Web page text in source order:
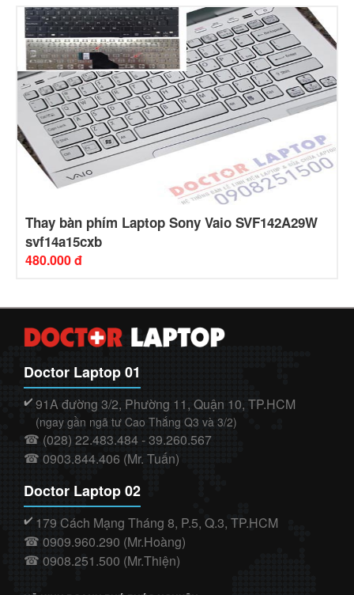
Thay bàn phím Laptop Sony Vaio SVF142A29W
svf14a15cxb
480.000 đ
Doctor Laptop 01
✔️ 91A đường 3/2, Phường 11, Quận 10, TP.HCM
(ngay gần ngã tư Cao Thắng Q3 và 3/2)
☎ (028) 22.483.484 - 39.260.567
☎ 0903.844.406 (Mr. Tuấn)
Doctor Laptop 02
✔️ 179 Cách Mạng Tháng 8, P.5, Q.3, TP.HCM
☎ 0909.960.290 (Mr.Hoàng)
☎ 0908.251.500 (Mr.Thiện)